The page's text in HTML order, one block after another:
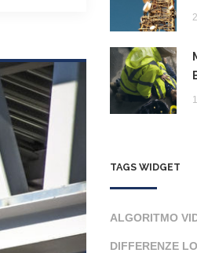
TAGS WIDGET
ALGORITMO
DIFFERENZE